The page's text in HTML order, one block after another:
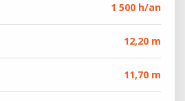
1 500 h/an
12,20 m
11,70 m